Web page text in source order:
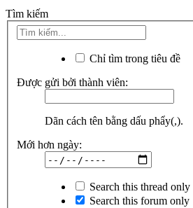
Tìm kiếm
Chỉ tìm trong tiêu đề
Được gửi bởi thành viên:
Dãn cách tên bằng dấu phẩy(,).
Mới hơn ngày:
Search this thread only
Search this forum only